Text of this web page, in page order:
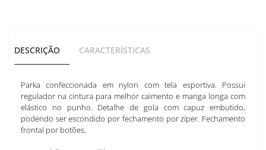
DESCRIÇÃO CARACTERÍSTICAS
Parka confeccionada em nylon com tela esportiva. Possui
regulador na cintura para melhor caimento e manga longa com
elástico no punho. Detalhe de gola com capuz embutido,
podendo ser escondido por fechamento por zíper. Fechamento
frontal por botões.